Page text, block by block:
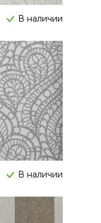
В наличии
В наличии